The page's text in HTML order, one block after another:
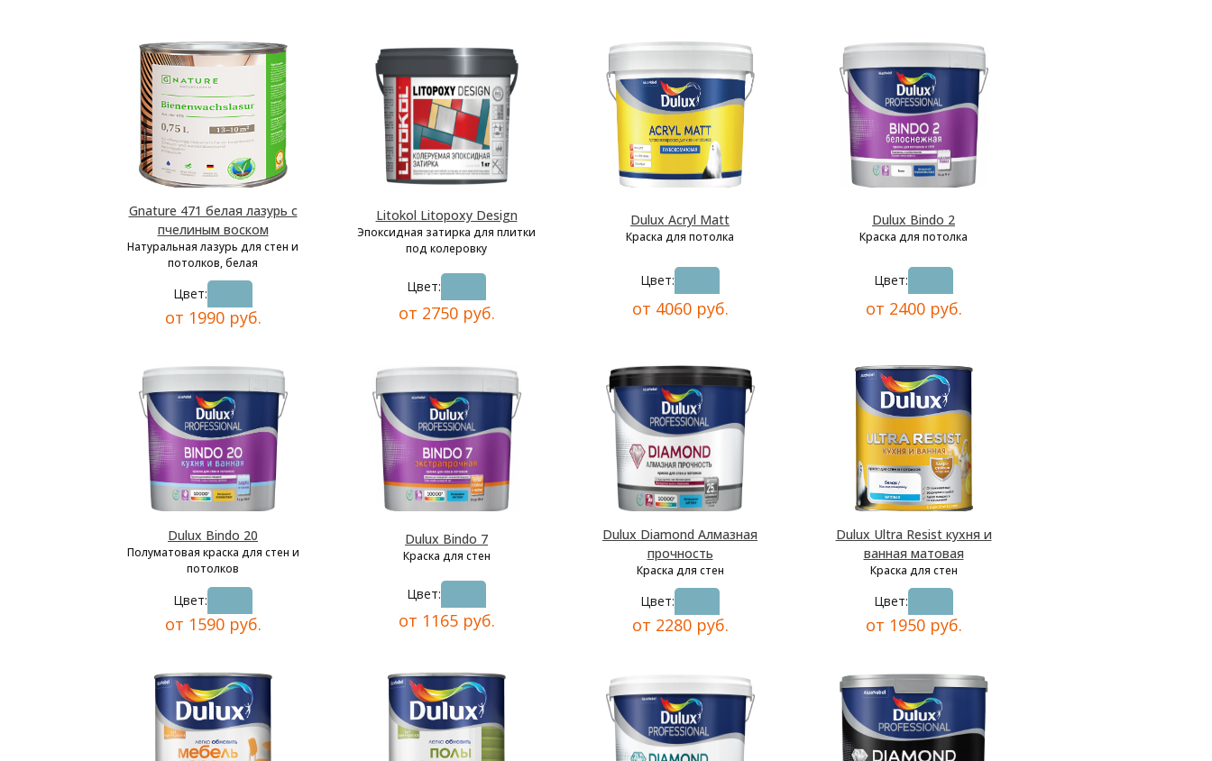
Gnature 471 белая лазурь с
пчелиным воском
Натуральная лазурь для стен и
потолков, белая
Цвет:
от 1990 руб.
Litokol Litopoxy Design
Эпоксидная затирка для плитки
под колеровку
Цвет:
от 2750 руб.
Dulux Acryl Matt
Краска для потолка
Цвет:
от 4060 руб.
Dulux Bindo 2
Краска для потолка
Цвет:
от 2400 руб.
Dulux Bindo 20
Полуматовая краска для стен и
потолков
Цвет:
от 1590 руб.
Dulux Bindo 7
Краска для стен
Цвет:
от 1165 руб.
Dulux Diamond Алмазная
прочность
Краска для стен
Цвет:
от 2280 руб.
Dulux Ultra Resist кухня и
ванная матовая
Краска для стен
Цвет:
от 1950 руб.